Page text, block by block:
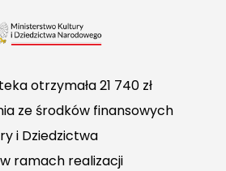
otrzymała 21 740 zł
ze środków finansowych
i Dziedzictwa
ramach realizacji